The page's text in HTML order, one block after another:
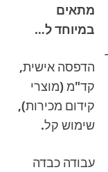
מתאים
במיוחד ל…
הדפסה אישית,
קד"מ (מוצרי
קידום מכירות),
שימוש קל.
עבודה כבדה